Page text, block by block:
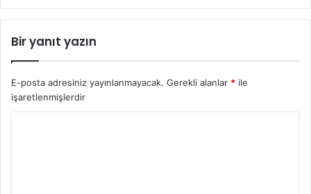
:
Bir yanıt yazın
E-posta adresiniz yayınlanmayacak. Gerekli alanlar * ile
işaretlenmişlerdir